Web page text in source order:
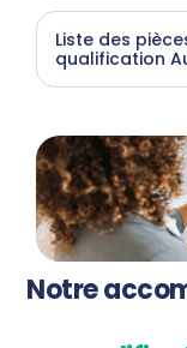
Liste des
qualification
Notre